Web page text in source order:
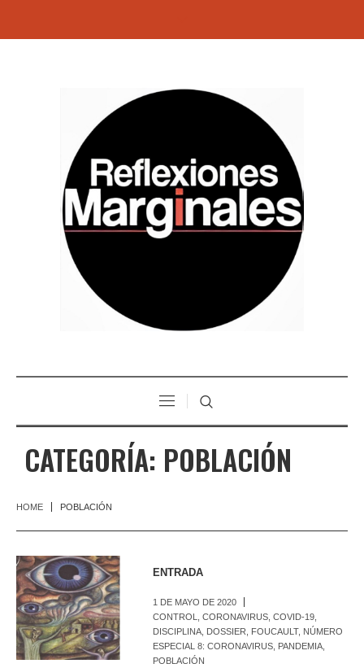
CATEGORÍA: POBLACIÓN
HOME POBLACIÓN
ENTRADA
1 DE MAYO DE 2020
CONTROL
,CORONAVIRUS ,COVID-19
DISCIPLINA DOSSIER FOUCAULT, NÚMERO
ESPECIAL 8: CORONAVIRUS PANDEMIA
POBLACIÓN